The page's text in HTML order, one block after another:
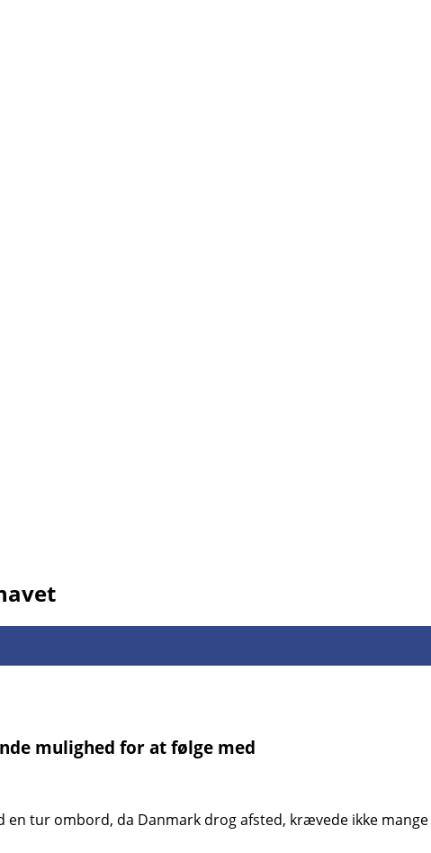
mulighed for at følge med
en tur ombord, da Danmark drog afsted, krævede ikke